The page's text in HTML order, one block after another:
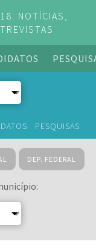
NOTÍCIAS,
PESQUISAS
DEP. FEDERAL